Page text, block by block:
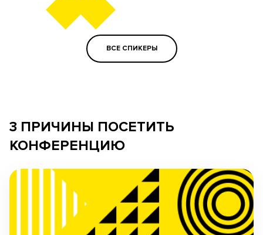
ВСЕ СПИКЕРЫ
3 ПРИЧИНЫ ПОСЕТИТЬ
КОНФЕРЕНЦИЮ